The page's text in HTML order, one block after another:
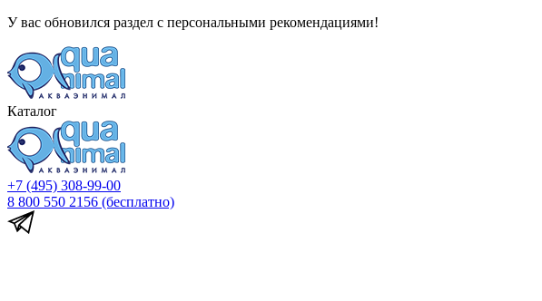
У вас обновился раздел с персональными рекомендациями!
Каталог
+7 (495) 308-99-00
8 800 550 2156 (бесплатно)